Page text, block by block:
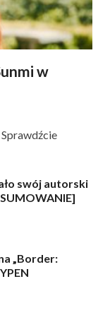
w
swój autorski
„Border: